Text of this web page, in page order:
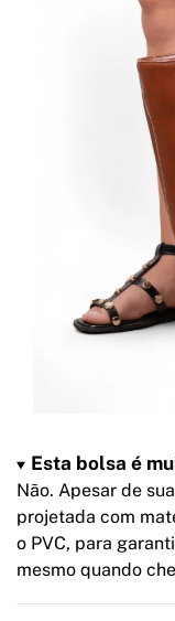
Esta bolsa é
Não. Apesar de
projetada com
o PVC, para
mesmo quando